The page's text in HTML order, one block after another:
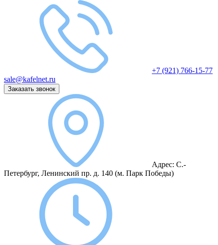
+7 (921) 766-15-77
sale@kafelnet.ru
Заказать звонок
Адрес: С.-
Петербург, Ленинский пр. д. 140 (м. Парк Победы)